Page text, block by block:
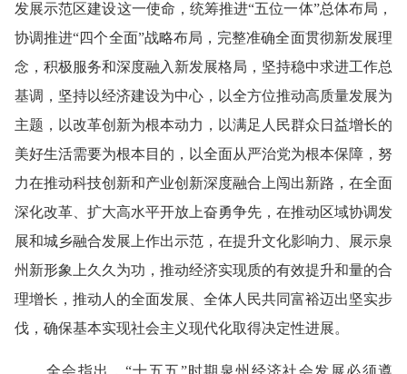
发展示范区建设这一使命，统筹推进“五位一体”总体布局，
协调推进“四个全面”战略布局，完整准确全面贯彻新发展理
念，积极服务和深度融入新发展格局，坚持稳中求进工作总
基调，坚持以经济建设为中心，以全方位推动高质量发展为
主题，以改革创新为根本动力，以满足人民群众日益增长的
美好生活需要为根本目的，以全面从严治党为根本保障，努
力在推动科技创新和产业创新深度融合上闯出新路，在全面
深化改革、扩大高水平开放上奋勇争先，在推动区域协调发
展和城乡融合发展上作出示范，在提升文化影响力、展示泉
州新形象上久久为功，推动经济实现质的有效提升和量的合
理增长，推动人的全面发展、全体人民共同富裕迈出坚实步
伐，确保基本实现社会主义现代化取得决定性进展。